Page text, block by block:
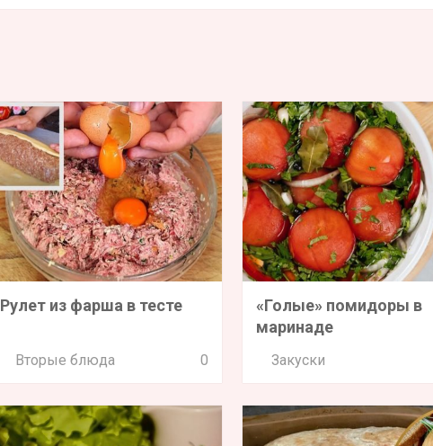
Рулет из фарша в тесте
Вторые блюда 0
«Голые» помидоры в
маринаде
Закуски